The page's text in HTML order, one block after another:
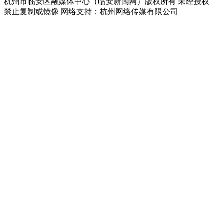
禁止复制或镜像 网络支持：杭州网络传媒有限公司